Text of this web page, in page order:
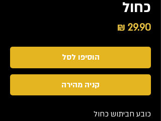
כחול
הוסיפו לסל
קניה מהירה
כובע חביתוש כחול